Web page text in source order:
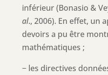
inférieur (Bonasio &
al., 2006). En effet, un
devoirs a pu être
mathématiques ;
− les directives